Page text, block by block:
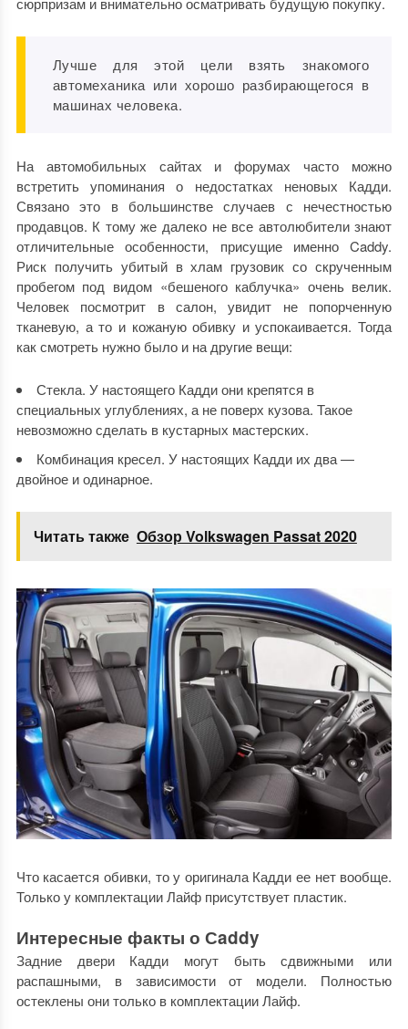
Лучше для этой цели взять знакомого
автомеханика или хорошо разбирающегося в
машинах человека.
На автомобильных сайтах и форумах часто можно
встретить упоминания о недостатках неновых Кадди.
Связано это в большинстве случаев с нечестностью
продавцов. К тому же далеко не все автолюбители знают
отличительные особенности, присущие именно Caddy.
Риск получить убитый в хлам грузовик со скрученным
пробегом под видом «бешеного каблучка» очень велик.
Человек посмотрит в салон, увидит не попорченную
тканевую, а то и кожаную обивку и успокаивается. Тогда
как смотреть нужно было и на другие вещи:
Стекла. У настоящего Кадди они крепятся в
специальных углублениях, а не поверх кузова. Такое
невозможно сделать в кустарных мастерских.
Комбинация кресел. У настоящих Кадди их два —
двойное и одинарное.
Читать также Обзор Volkswagen Passat 2020
Что касается обивки, то у оригинала Кадди ее нет вообще.
Только у комплектации Лайф присутствует пластик.
Интересные факты о Сaddy
Задние двери Кадди могут быть сдвижными или
распашными, в зависимости от модели. Полностью
остеклены они только в комплектации Лайф.